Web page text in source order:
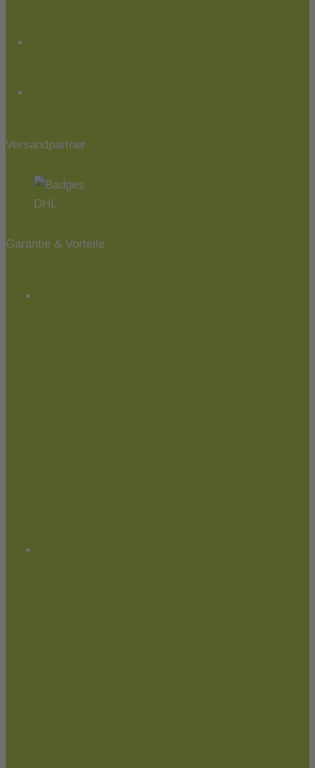
Versandpartner
Garantie & Vorteile